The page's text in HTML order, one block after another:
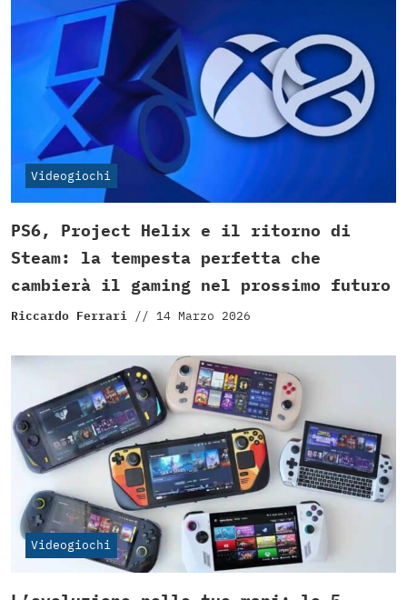
Videogiochi
PS6, Project Helix e il ritorno di
Steam: la tempesta perfetta che
cambierà il gaming nel prossimo futuro
Riccardo Ferrari // 14 Marzo 2026
Videogiochi